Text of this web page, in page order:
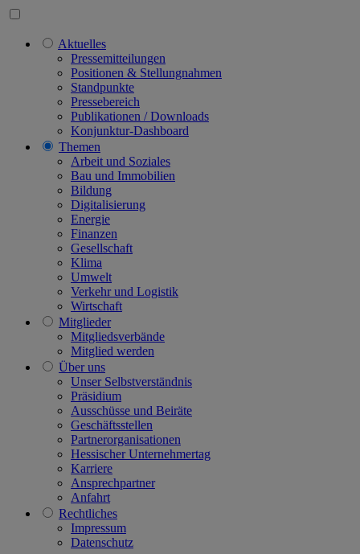
Aktuelles
Pressemitteilungen
Positionen & Stellungnahmen
Standpunkte
Pressebereich
Publikationen / Downloads
Konjunktur-Dashboard
Themen
Arbeit und Soziales
Bau und Immobilien
Bildung
Digitalisierung
Energie
Finanzen
Gesellschaft
Klima
Umwelt
Verkehr und Logistik
Wirtschaft
Mitglieder
Mitgliedsverbände
Mitglied werden
Über uns
Unser Selbstverständnis
Präsidium
Ausschüsse und Beiräte
Geschäftsstellen
Partnerorganisationen
Hessischer Unternehmertag
Karriere
Ansprechpartner
Anfahrt
Rechtliches
Impressum
Datenschutz